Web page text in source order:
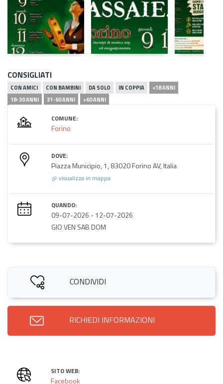
CONSIGLIATI
CON AMICI CON BAMBINI DA SOLO IN COPPIA
<18 ANNI
18-30 ANNI
31-60 ANNI >60 ANNI
COMUNE:
Forino
DOVE:
Piazza Municipio, 1, 83020 Forino AV, Italia
visualizza in mappa
QUANDO:
09-07-2026 -12-07-2026
GIO VEN SAB DOM
CONDIVIDI
RICHIEDI INFORMAZIONI
SITO WEB:
Facebook